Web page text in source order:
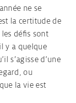
ne se
la certitude de
défis sont
y a quelque
s’agisse d’une
ou
la vie est